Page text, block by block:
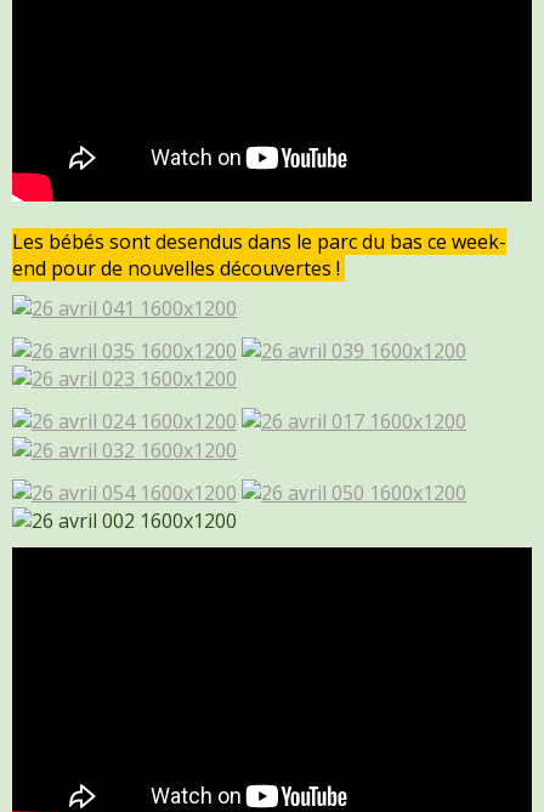
Les bébés sont desendus dans le parc du bas ce week-
end pour de nouvelles découvertes !